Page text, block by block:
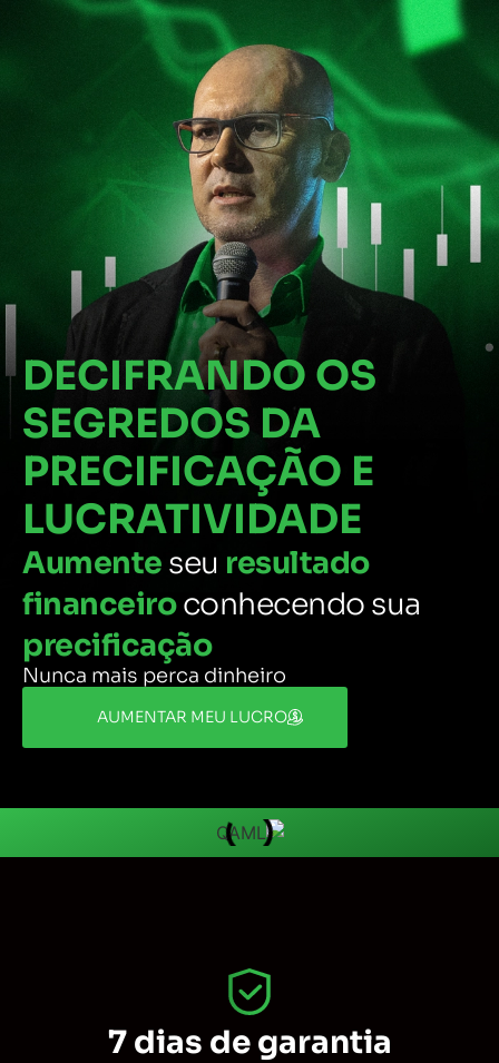
DECIFRANDO OS
SEGREDOS DA
PRECIFICAÇÃO E
LUCRATIVIDADE
Aumente seu resultado
financeiroconhecendo sua
precificação
Nunca mais perca dinheiro
AUMENTAR MEU LUCRO
7 dias de garantia